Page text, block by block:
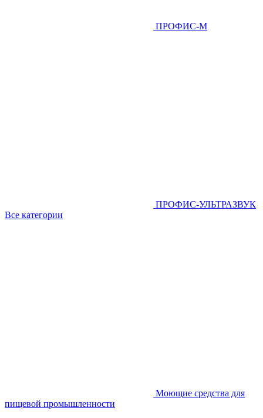
ПРОФИС-М
ПРОФИС-УЛЬТРАЗВУК
Все категории
Моющие средства для
пищевой промышленности